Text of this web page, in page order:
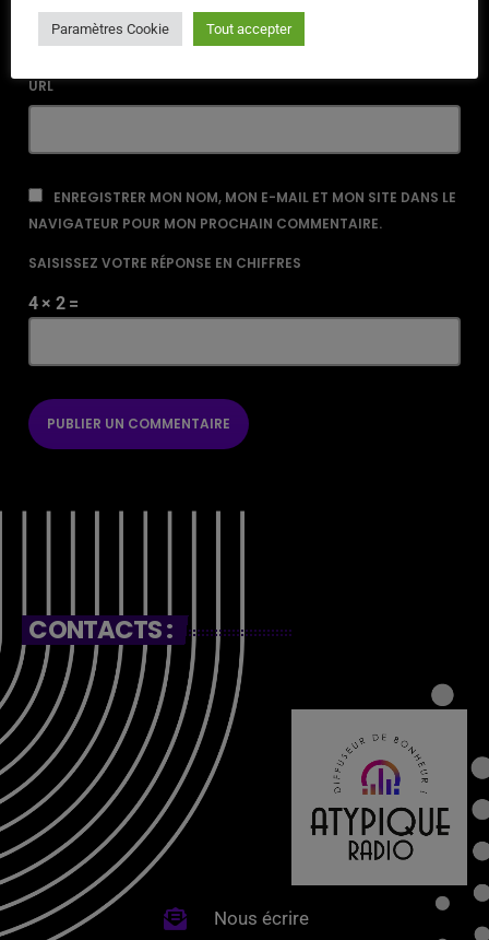
URL
ENREGISTRER MON NOM, MON E-MAIL ET MON SITE DANS LE
NAVIGATEUR POUR MON PROCHAIN COMMENTAIRE.
SAISISSEZ VOTRE RÉPONSE EN CHIFFRES
4 × 2 =
CONTACTS :
Nous écrire
Paramètres Cookie Tout accepter